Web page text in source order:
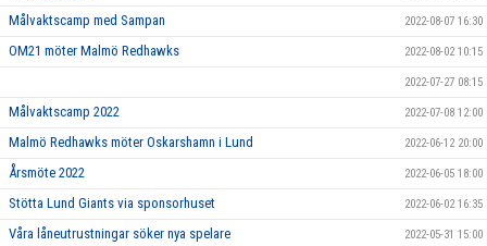
Målvaktscamp med Sampan 2022-08-07 16:30
OM21 möter Malmö Redhawks 2022-08-02 10:15
2022-07-27 08:15
Målvaktscamp 2022 2022-07-08 12:00
Malmö Redhawks möter Oskarshamn i Lund 2022-06-12 20:00
Årsmöte 2022 2022-06-05 18:00
Stötta Lund Giants via sponsorhuset 2022-06-02 16:35
Våra låneutrustningar söker nya spelare 2022-05-31 15:00